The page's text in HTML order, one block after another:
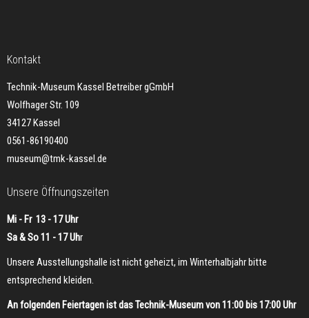
Kontakt
Technik-Museum Kassel Betreiber gGmbH
Wolfhager Str. 109
34127 Kassel
0561-86190400
museum@tmk-kassel.de
Unsere Öffnungszeiten
Mi - Fr 13 - 17 Uhr
Sa & So 11 - 17 Uhr
Unsere Ausstellungshalle ist nicht geheizt, im Winterhalbjahr bitte
entsprechend kleiden.
An folgenden Feiertagen ist das Technik-Museum von 11:00 bis 17:00 Uhr